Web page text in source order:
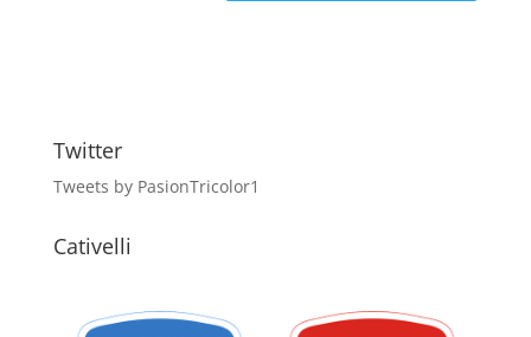
Twitter
Tweets by PasionTricolor1
Cativelli